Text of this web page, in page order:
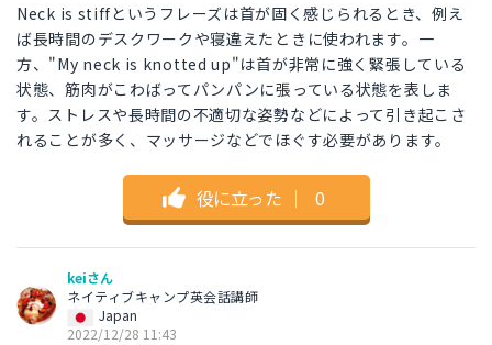
Neck is stiffというフレーズは首が固く感じられるとき、例え
ば長時間のデスクワークや寝違えたときに使われます。一
方、"My neck is knotted up"は首が非常に強く緊張している
状態、筋肉がこわばってパンパンに張っている状態を表しま
す。ストレスや長時間の不適切な姿勢などによって引き起こさ
れることが多く、マッサージなどでほぐす必要があります。
役に立った ｜ 0
keiさん
ネイティブキャンプ英会話講師
Japan
2022/12/28 11:43